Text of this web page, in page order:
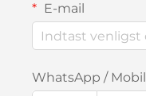
E-mail
WhatsApp / Mobil